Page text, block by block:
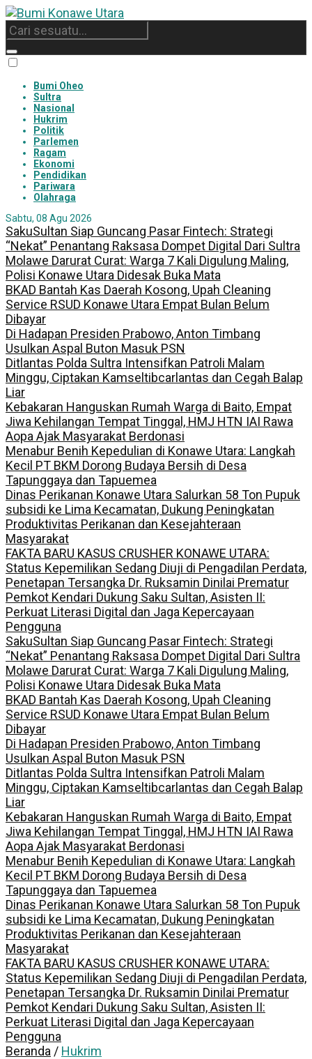
Bumi Oheo
Sultra
Nasional
Hukrim
Politik
Parlemen
Ragam
Ekonomi
Pendidikan
Pariwara
Olahraga
Sabtu, 08 Agu 2026
SakuSultan Siap Guncang Pasar Fintech: Strategi
“Nekat” Penantang Raksasa Dompet Digital Dari Sultra
Molawe Darurat Curat: Warga 7 Kali Digulung Maling,
Polisi Konawe Utara Didesak Buka Mata
BKAD Bantah Kas Daerah Kosong, Upah Cleaning
Service RSUD Konawe Utara Empat Bulan Belum
Dibayar
Di Hadapan Presiden Prabowo, Anton Timbang
Usulkan Aspal Buton Masuk PSN
Ditlantas Polda Sultra Intensifkan Patroli Malam
Minggu, Ciptakan Kamseltibcarlantas dan Cegah Balap
Liar
Kebakaran Hanguskan Rumah Warga di Baito, Empat
Jiwa Kehilangan Tempat Tinggal, HMJ HTN IAI Rawa
Aopa Ajak Masyarakat Berdonasi
Menabur Benih Kepedulian di Konawe Utara: Langkah
Kecil PT BKM Dorong Budaya Bersih di Desa
Tapunggaya dan Tapuemea
Dinas Perikanan Konawe Utara Salurkan 58 Ton Pupuk
subsidi ke Lima Kecamatan, Dukung Peningkatan
Produktivitas Perikanan dan Kesejahteraan
Masyarakat
FAKTA BARU KASUS CRUSHER KONAWE UTARA:
Status Kepemilikan Sedang Diuji di Pengadilan Perdata,
Penetapan Tersangka Dr. Ruksamin Dinilai Prematur
Pemkot Kendari Dukung Saku Sultan, Asisten II:
Perkuat Literasi Digital dan Jaga Kepercayaan
Pengguna
SakuSultan Siap Guncang Pasar Fintech: Strategi
“Nekat” Penantang Raksasa Dompet Digital Dari Sultra
Molawe Darurat Curat: Warga 7 Kali Digulung Maling,
Polisi Konawe Utara Didesak Buka Mata
BKAD Bantah Kas Daerah Kosong, Upah Cleaning
Service RSUD Konawe Utara Empat Bulan Belum
Dibayar
Di Hadapan Presiden Prabowo, Anton Timbang
Usulkan Aspal Buton Masuk PSN
Ditlantas Polda Sultra Intensifkan Patroli Malam
Minggu, Ciptakan Kamseltibcarlantas dan Cegah Balap
Liar
Kebakaran Hanguskan Rumah Warga di Baito, Empat
Jiwa Kehilangan Tempat Tinggal, HMJ HTN IAI Rawa
Aopa Ajak Masyarakat Berdonasi
Menabur Benih Kepedulian di Konawe Utara: Langkah
Kecil PT BKM Dorong Budaya Bersih di Desa
Tapunggaya dan Tapuemea
Dinas Perikanan Konawe Utara Salurkan 58 Ton Pupuk
subsidi ke Lima Kecamatan, Dukung Peningkatan
Produktivitas Perikanan dan Kesejahteraan
Masyarakat
FAKTA BARU KASUS CRUSHER KONAWE UTARA:
Status Kepemilikan Sedang Diuji di Pengadilan Perdata,
Penetapan Tersangka Dr. Ruksamin Dinilai Prematur
Pemkot Kendari Dukung Saku Sultan, Asisten II:
Perkuat Literasi Digital dan Jaga Kepercayaan
Pengguna
Beranda / Hukrim